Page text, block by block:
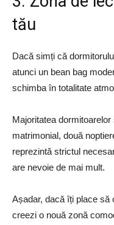
tău
Dacă simți că
atunci un bean bag
schimba în totalitate
Majoritatea
matrimonial, două
reprezintă strictul
are nevoie de mai mult.
Așadar, dacă îți place
creezi o nouă zonă